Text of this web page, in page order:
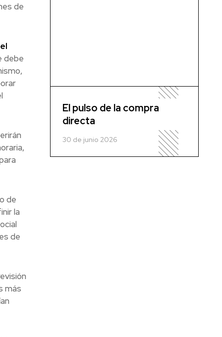
de
debe
de
la
de
más
El pulso de la compra
directa
30 de junio 2026